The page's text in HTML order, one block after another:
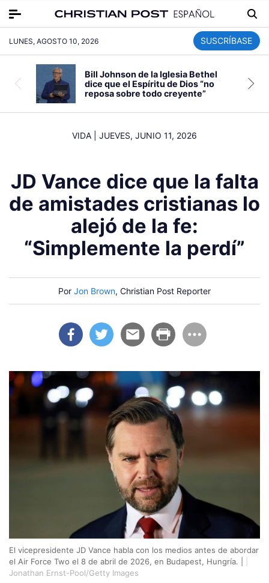
LUNES, AGOSTO 10, 2026 SUSCRÍBASE
Bill Johnson de la Iglesia Bethel
dice que el Espíritu de Dios “no
reposa sobre todo creyente”
VIDA JUEVES, JUNIO 11, 2026
JD Vance dice que la falta
de amistades cristianas lo
alejó de la fe:
“Simplemente la perdí”
Por Jon Brown, Christian Post Reporter
El vicepresidente JD Vance habla con los medios antes de abordar
el Air Force Two el 8 de abril de 2026, en Budapest, Hungría. |
Jonathan Ernst-Pool/Getty Images